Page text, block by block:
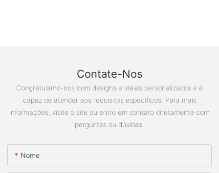
Contate-Nos
Congratulamo-nos com designs e idéias personalizados e é
capaz de atender aos requisitos específicos. Para mais
informações, visite o site ou entre em contato diretamente com
perguntas ou dúvidas.
Nome